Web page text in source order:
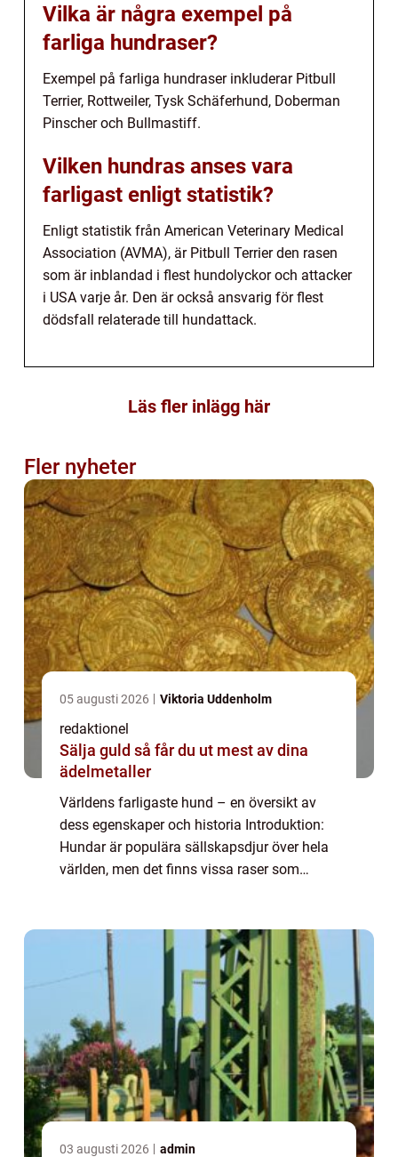
Vilka är några exempel på
farliga hundraser?
Exempel på farliga hundraser inkluderar Pitbull
Terrier, Rottweiler, Tysk Schäferhund, Doberman
Pinscher och Bullmastiff.
Vilken hundras anses vara
farligast enligt statistik?
Enligt statistik från American Veterinary Medical
Association (AVMA), är Pitbull Terrier den rasen
som är inblandad i flest hundolyckor och attacker
i USA varje år. Den är också ansvarig för flest
dödsfall relaterade till hundattack.
Läs fler inlägg här
Fler nyheter
05 augusti 2026 Viktoria Uddenholm
redaktionel
Sälja guld så får du ut mest av dina
ädelmetaller
Världens farligaste hund – en översikt av
dess egenskaper och historia Introduktion:
Hundar är populära sällskapsdjur över hela
världen, men det finns vissa raser som
03 augusti 2026 admin